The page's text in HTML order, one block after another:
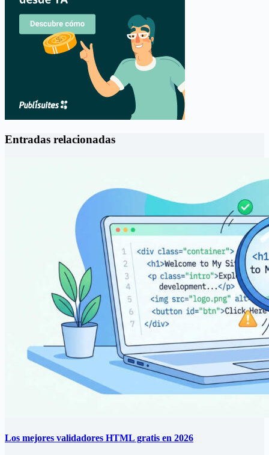
Entradas relacionadas
Los mejores validadores HTML gratis en 2026